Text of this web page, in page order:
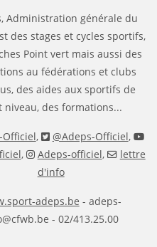
Administration générale du
des stages et cycles sportifs,
Point vert mais aussi des
au fédérations et clubs
des aides aux sportifs de
niveau, des formations...
Officiel, @Adeps-Officiel,
, Adeps-officiel,
lettre
d'info
adeps.be - adeps-
- 02/413.25.00